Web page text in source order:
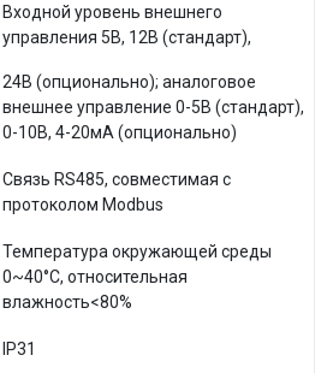
Входной уровень внешнего
управления 5В, 12В (стандарт),
24В (опционально); аналоговое
внешнее управление 0-5В (стандарт),
0-10В, 4-20мА (опционально)
Связь RS485, совместимая с
протоколом Modbus
Температура окружающей среды
0~40°C, относительная
влажность<80%
IP31